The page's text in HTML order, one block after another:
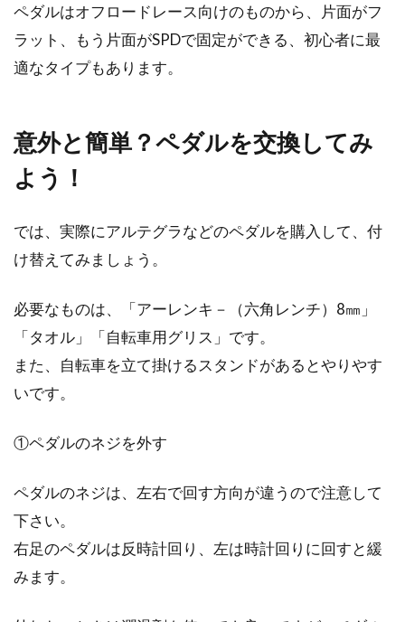
ペダルはオフロードレース向けのものから、片面がフ
ラット、もう片面がSPDで固定ができる、初心者に最
適なタイプもあります。
意外と簡単？ペダルを交換してみ
よう！
では、実際にアルテグラなどのペダルを購入して、付
け替えてみましょう。
必要なものは、「アーレンキ－（六角レンチ）8㎜」
「タオル」「自転車用グリス」です。
また、自転車を立て掛けるスタンドがあるとやりやす
いです。
①ペダルのネジを外す
ペダルのネジは、左右で回す方向が違うので注意して
下さい。
右足のペダルは反時計回り、左は時計回りに回すと緩
みます。